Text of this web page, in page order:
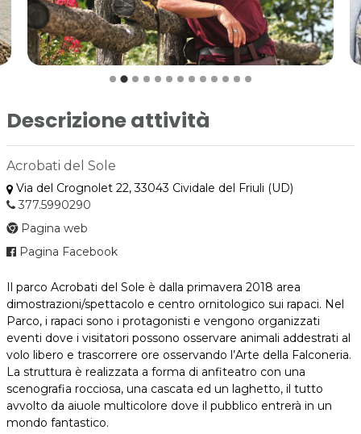
Descrizione attività
Acrobati del Sole
Via del Crognolet 22, 33043 Cividale del Friuli (UD)
377.5990290
Pagina web
Pagina Facebook
Il parco Acrobati del Sole è dalla primavera 2018 area
dimostrazioni/spettacolo e centro ornitologico sui rapaci. Nel
Parco, i rapaci sono i protagonisti e vengono organizzati
eventi dove i visitatori possono osservare animali addestrati al
volo libero e trascorrere ore osservando l’Arte della Falconeria.
La struttura è realizzata a forma di anfiteatro con una
scenografia rocciosa, una cascata ed un laghetto, il tutto
avvolto da aiuole multicolore dove il pubblico entrerà in un
mondo fantastico.